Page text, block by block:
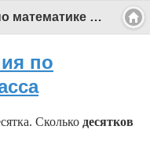
Олимпиадные задания по математике для 4 класса - Профессиональный педагог
по
Сколько десятков